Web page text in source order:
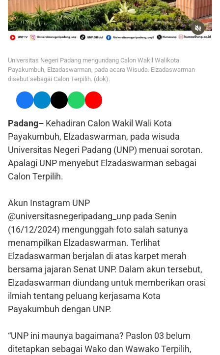
Universitas Negeri Padang mengundang Calon Wakil Walikota
Payakumbuh, Elzadaswarman, pada acara Wisuda. Elzadaswarman
disebut sebagai Calon Terpilih. (dok).
Padang– Kehadiran Calon Wakil Wali Kota
Payakumbuh, Elzadaswarman, pada wisuda
Universitas Negeri Padang (UNP) menuai sorotan.
Apalagi UNP menyebut Elzadaswarman sebagai
Calon Terpilih.
Akun Instagram UNP
@universitasnegeripadang_unp pada Senin
(16/12/2024) mengunggah foto salah satunya
menampilkan Elzadaswarman. Terlihat
Elzadaswarman berjalan di atas karpet merah
bersama jajaran Senat UNP. Dalam akun tersebut,
Elzadaswarman diundang untuk memberikan orasi
ilmiah tentang peluang kerjasama Kota
Payakumbuh dengan UNP.
“UNP ini maunya bagaimana? Paslon 03 belum
ditetapkan sebagai Wako dan Wawako Terpilih,